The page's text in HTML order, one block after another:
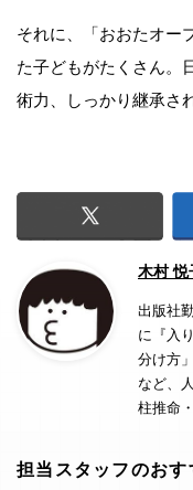
それに、「おおたオー
た子どもがたくさん。
術力、しっかり継承さ
木村 悦
出版社
に『入
分け方
など、
柱推命
担当スタッフのおす